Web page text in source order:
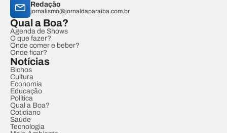
Redação
jornalismo@jornaldaparaiba.com.br
Qual a Boa?
Agenda de Shows
O que fazer?
Onde comer e beber?
Onde ficar?
Notícias
Bichos
Cultura
Economia
Educação
Política
Qual a Boa?
Cotidiano
Saúde
Tecnologia